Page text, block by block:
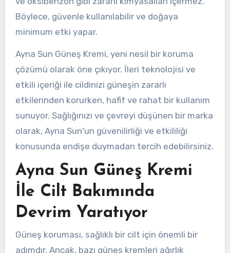
Böylece, güvenle kullanılabilir ve doğaya
minimum etki yapar.
Ayna Sun Güneş Kremi, yeni nesil bir koruma
çözümü olarak öne çıkıyor. İleri teknolojisi ve
etkili içeriği ile cildinizi güneşin zararlı
etkilerinden korurken, hafif ve rahat bir kullanım
sunuyor. Sağlığınızı ve çevreyi düşünen bir marka
olarak, Ayna Sun'un güvenilirliği ve etkililiği
konusunda endişe duymadan tercih edebilirsiniz.
Ayna Sun Güneş Kremi
İle Cilt Bakımında
Devrim Yaratıyor
Güneş koruması, sağlıklı bir cilt için önemli bir
adımdır. Ancak, bazı güneş kremleri ağırlık